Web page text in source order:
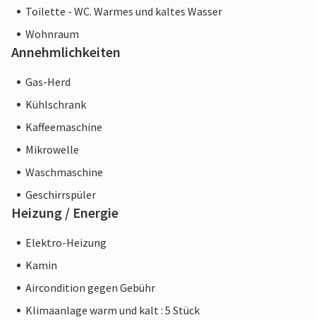
Toilette - WC. Warmes und kaltes Wasser
Wohnraum
Annehmlichkeiten
Gas-Herd
Kühlschrank
Kaffeemaschine
Mikrowelle
Waschmaschine
Geschirrspüler
Heizung / Energie
Elektro-Heizung
Kamin
Aircondition gegen Gebühr
Klimaanlage warm und kalt : 5 Stück